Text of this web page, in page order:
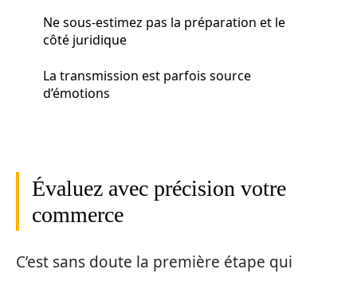
Ne sous-estimez pas la préparation et le
côté juridique
La transmission est parfois source
d’émotions
Évaluez avec précision votre
commerce
C’est sans doute la première étape qui